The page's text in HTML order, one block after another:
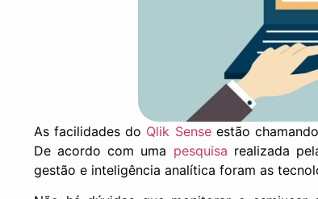
As facilidades do Qlik Senseestão
De acordo com uma pesquisa realizada
gestão e inteligência analítica foram as